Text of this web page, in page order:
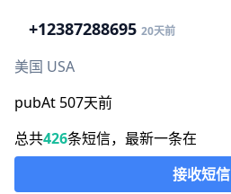
+12387288695 20天前
美国 USA
pubAt 507天前
总共426条短信，最新一条在
接收短信